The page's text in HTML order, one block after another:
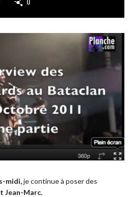
midi,je continue à poser des
Jean-Marc.